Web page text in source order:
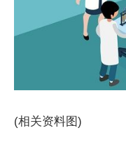
(相关资料图)